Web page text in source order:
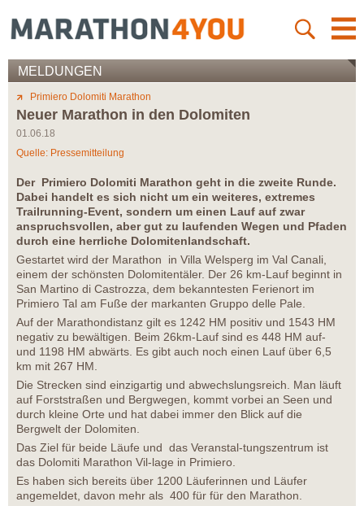
MELDUNGEN
Primiero Dolomiti Marathon
Neuer Marathon in den Dolomiten
01.06.18
Quelle: Pressemitteilung
Der Primiero Dolomiti Marathon geht in die zweite Runde.
Dabei handelt es sich nicht um ein weiteres, extremes
Trailrunning-Event, sondern um einen Lauf auf zwar
anspruchsvollen, aber gut zu laufenden Wegen und Pfaden
durch eine herrliche Dolomitenlandschaft.
Gestartet wird der Marathon in Villa Welsperg im Val Canali,
einem der schönsten Dolomitentäler. Der 26 km-Lauf beginnt in
San Martino di Castrozza, dem bekanntesten Ferienort im
Primiero Tal am Fuße der markanten Gruppo delle Pale.
Auf der Marathondistanz gilt es 1242 HM positiv und 1543 HM
negativ zu bewältigen. Beim 26km-Lauf sind es 448 HM auf-
und 1198 HM abwärts. Es gibt auch noch einen Lauf über 6,5
km mit 267 HM.
Die Strecken sind einzigartig und abwechslungsreich. Man läuft
auf Forststraßen und Bergwegen, kommt vorbei an Seen und
durch kleine Orte und hat dabei immer den Blick auf die
Bergwelt der Dolomiten.
Das Ziel für beide Läufe und das Veranstal-tungszentrum ist
das Dolomiti Marathon Vil-lage in Primiero.
Es haben sich bereits über 1200 Läuferinnen und Läufer
angemeldet, davon mehr als 400 für für den Marathon.